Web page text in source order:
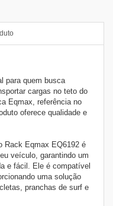
para quem busca
cargas no teto do
Eqmax, referência no
oferece qualidade e
Rack Eqmax EQ6192 é
veículo, garantindo um
e fácil. Ele é compatível
uma solução
pranchas de surf e